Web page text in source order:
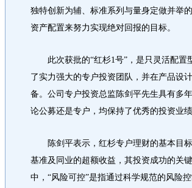
独特创新为辅、标准系列与量身定做并举
资产配置来努力实现绝对回报的目标。
此次获批的“红杉1号”，是只灵活配置
了实力强大的专户投资团队，并在产品设
备。公司专户投资总监陈剑平先生具有多
论公募还是专户，均保持了优秀的投资业绩
陈剑平表示，红杉专户理财的基本目标
基准及同业的超额收益，其投资成功的关
中，“风险可控”是指通过科学规范的风险